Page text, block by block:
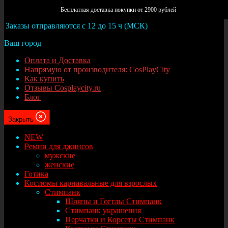
Бесплатная доставка покупки от 2900 рублей
Заказы отправляются с 12 до 15 ч (МСК)
Ваш город
Оплата и Доставка
Напрямую от производителя: CosPlayCity
Как купить
Отзывы Cosplaycity.ru
Блог
Закрыть
NEW
Ремни для джинсов
мужские
женские
Готика
Костюмы карнавальные для взрослых
Стимпанк
Шляпы и Гогглы Стимпанк
Стимпанк украшения
Перчатки и Корсеты Стимпанк